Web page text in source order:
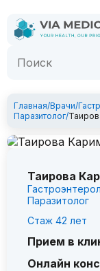
Главная/Врачи/
Паразитолог/
Таирова
Паразитолог
Стаж 42 лет
Прием в
Онлайн